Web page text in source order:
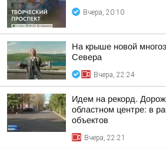
Вчера, 20:10
На крыше новой
Севера
Вчера, 22:24
Идем на рекорд.
областном центре: в
объектов
Вчера, 22:21